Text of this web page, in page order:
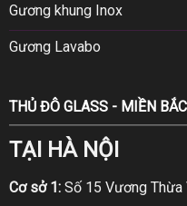
Gương khung Inox
Gương Lavabo
THỦ ĐÔ GLASS - MIỀN BẮC
TẠI HÀ NỘI
Cơ sở 1:Số 15 Vương Thừa